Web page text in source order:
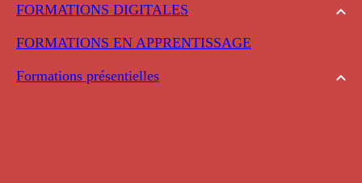
FORMATIONS DIGITALES
FORMATIONS EN APPRENTISSAGE
Formations présentielles